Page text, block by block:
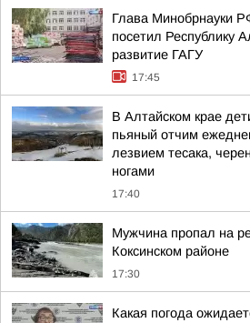
Глава Минобрнауки
посетил Республику
развитие ГАГУ
17:45
В Алтайском крае
пьяный отчим
лезвием тесака,
ногами
17:40
Мужчина пропал на
Коксинском районе
17:30
Какая погода